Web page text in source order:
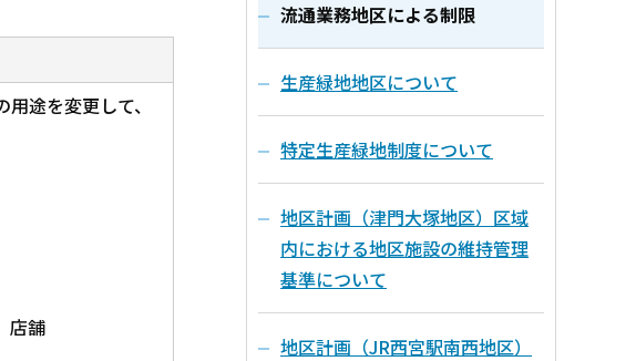
途を変更して、
店舗
流通業務地区による制限
生産緑地地区について
特定生産緑地制度について
地区計画（津門大塚地区）区域
内における地区施設の維持管理
基準について
地区計画（JR西宮駅南西地区）